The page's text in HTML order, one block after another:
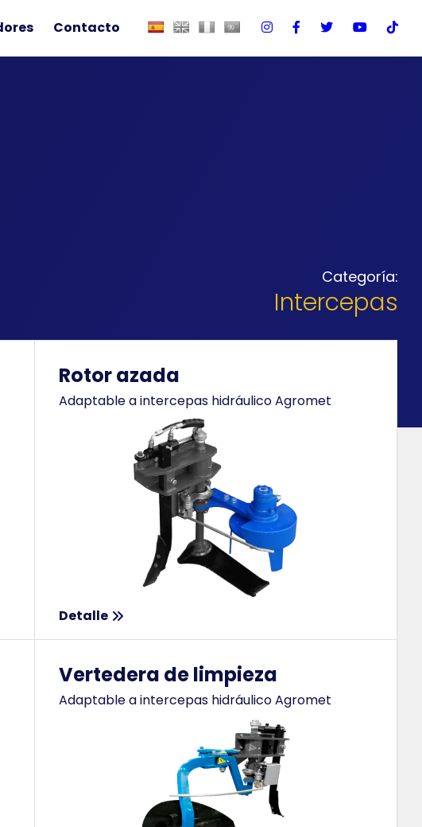
Contacto
Categoría:
Intercepas
Rotor azada
Adaptable a intercepas hidráulico Agromet
Detalle
Vertedera de limpieza
Adaptable a intercepas hidráulico Agromet